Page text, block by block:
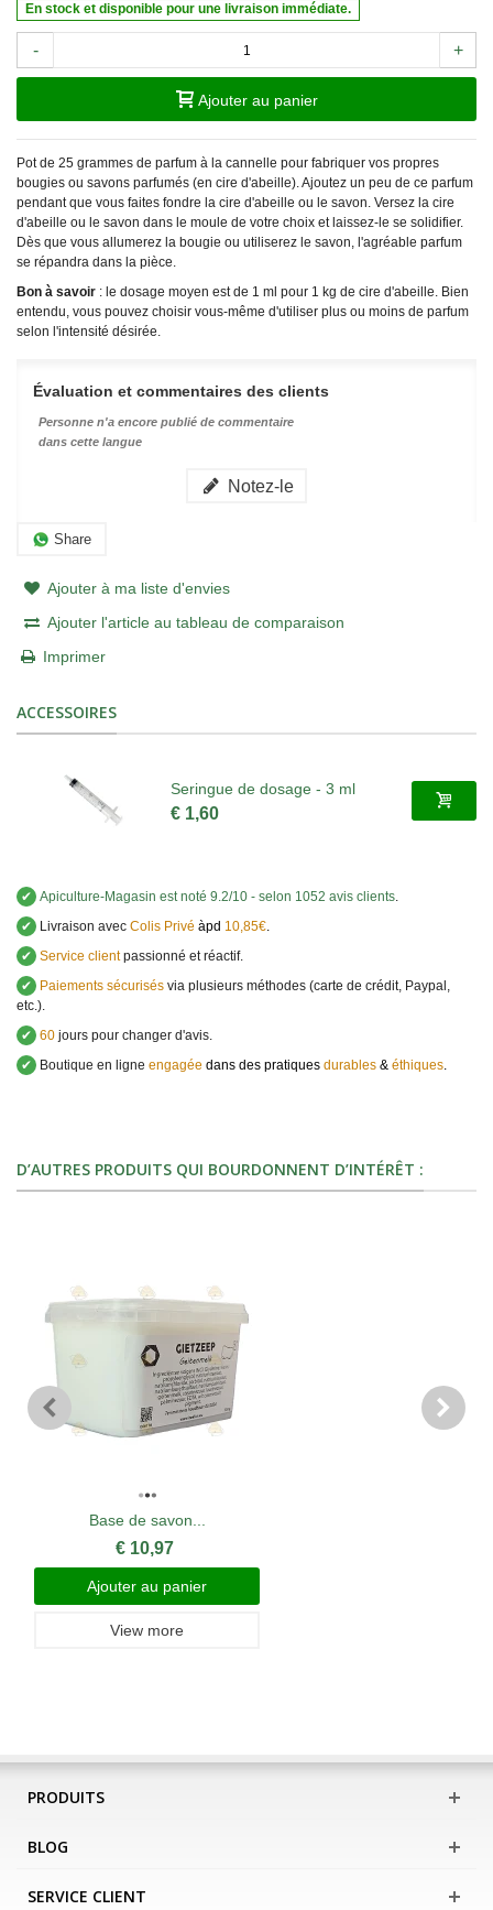
En stock et disponible pour une livraison immédiate.
- +
Ajouter au panier
Pot de 25 grammes de parfum à la cannelle pour fabriquer vos propres
bougies ou savons parfumés (en cire d'abeille). Ajoutez un peu de ce parfum
pendant que vous faites fondre la cire d'abeille ou le savon. Versez la cire
d'abeille ou le savon dans le moule de votre choix et laissez-le se solidifier.
Dès que vous allumerez la bougie ou utiliserez le savon, l'agréable parfum
se répandra dans la pièce.
Bon à savoir : le dosage moyen est de 1 ml pour 1 kg de cire d'abeille. Bien
entendu, vous pouvez choisir vous-même d'utiliser plus ou moins de parfum
selon l'intensité désirée.
Évaluation et commentaires des clients
Personne n'a encore publié de commentaire
dans cette langue
Notez-le
Share
Ajouter à ma liste d'envies
Ajouter l'article au tableau de comparaison
Imprimer
ACCESSOIRES
Seringue de dosage - 3 ml
€ 1,60
✔ Apiculture-Magasin est noté 9.2/10 - selon 1052 avis clients.
✔
Livraison avec Colis Privé àpd 10,85€.
✔ Service clientpassionné et réactif.
✔
Paiements sécurisés via plusieurs méthodes (carte de crédit, Paypal,
etc.).
✔ 60 jours pour changer d'avis.
✔
Boutique en ligne engagée dans des pratiques durables & éthiques.
D’AUTRES PRODUITS QUI BOURDONNENT D’INTÉRÊT :
Base de savon...
€ 10,97
Ajouter au panier
View more
PRODUITS
BLOG
SERVICE CLIENT